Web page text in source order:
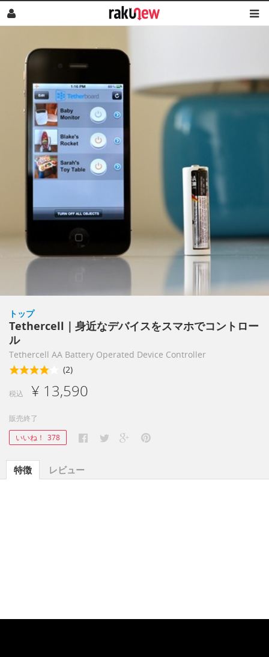
トップ
Tethercell｜身近なデバイスをスマホでコントロー
ル
Tethercell AA Battery Operated Device Controller
(2)
税込 ¥ 13,590
販売終了
いいね！ 378
特徴 レビュー